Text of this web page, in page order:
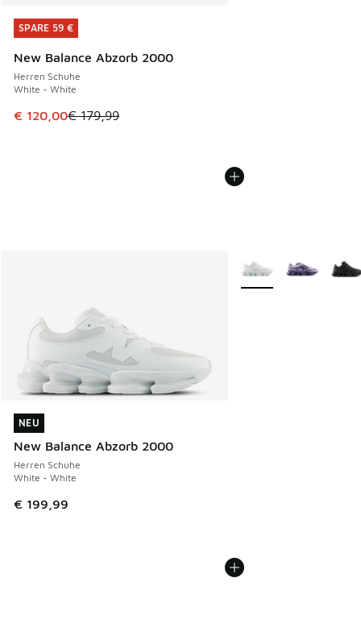
SPARE 59 €
New Balance Abzorb 2000
Herren Schuhe
White - White
Dieser Artikel ist im Sale. Der Preis ist von € 179,99 auf €
€ 120,00€ 179,99
SPARE 59 €
NEU
New Balance Abzorb 2000
Herren Schuhe
White - White
€ 199,99
NEU
Weitere Farben